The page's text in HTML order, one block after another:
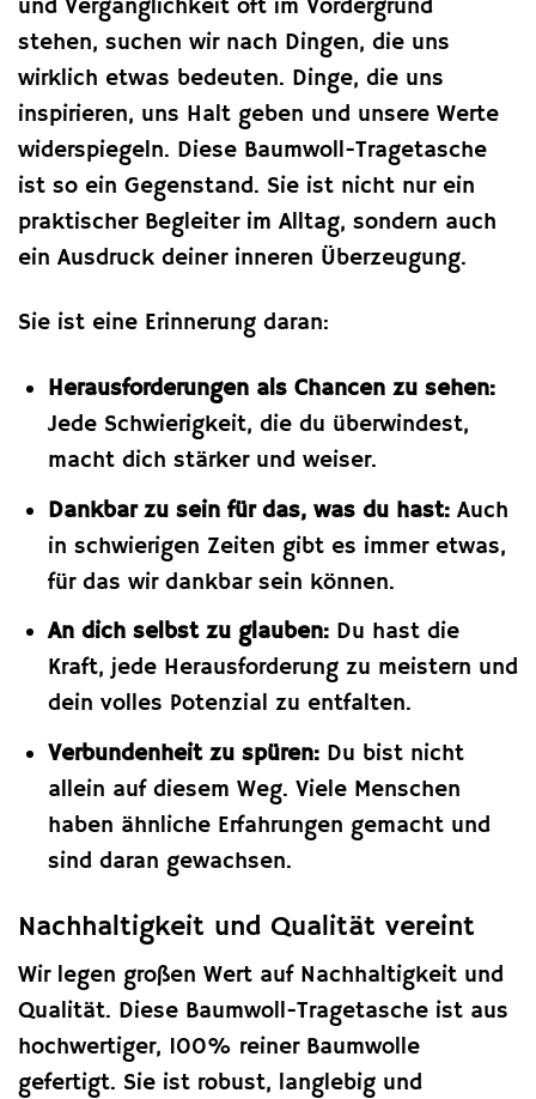
und Vergänglichkeit oft im Vordergrund
stehen, suchen wir nach Dingen, die uns
wirklich etwas bedeuten. Dinge, die uns
inspirieren, uns Halt geben und unsere Werte
widerspiegeln. Diese Baumwoll-Tragetasche
ist so ein Gegenstand. Sie ist nicht nur ein
praktischer Begleiter im Alltag, sondern auch
ein Ausdruck deiner inneren Überzeugung.
Sie ist eine Erinnerung daran:
Herausforderungen als Chancen zu sehen:
Jede Schwierigkeit, die du überwindest,
macht dich stärker und weiser.
Dankbar zu sein für das, was du hast:Auch
in schwierigen Zeiten gibt es immer etwas,
für das wir dankbar sein können.
An dich selbst zu glauben:Du hast die
Kraft, jede Herausforderung zu meistern und
dein volles Potenzial zu entfalten.
Verbundenheit zu spüren:Du bist nicht
allein auf diesem Weg. Viele Menschen
haben ähnliche Erfahrungen gemacht und
sind daran gewachsen.
Nachhaltigkeit und Qualität vereint
Wir legen großen Wert auf Nachhaltigkeit und
Qualität. Diese Baumwoll-Tragetasche ist aus
hochwertiger, 100% reiner Baumwolle
gefertigt. Sie ist robust, langlebig und